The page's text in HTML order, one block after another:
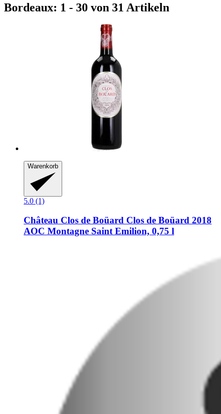
Bordeaux: 1 - 30 von 31 Artikeln
Warenkorb
5.0 (1)
Château Clos de Boüard Clos de Boüard 2018
AOC Montagne Saint Emilion, 0,75 l